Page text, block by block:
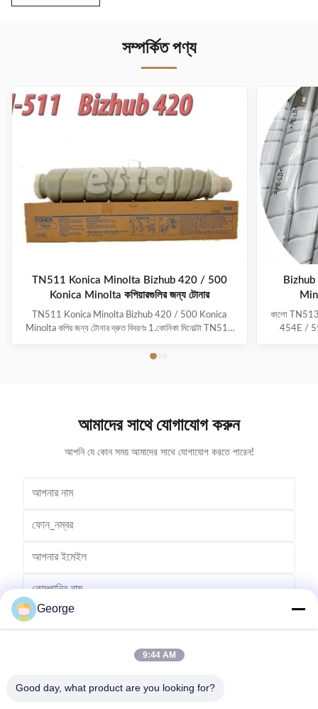
সম্পর্কিত পণ্য
TN511 Konica Minolta Bizhub 420 / 500
Konica Minolta কপিয়ারগুলির জন্য টোনার
TN511 Konica Minolta Bizhub 420 / 500 Konica
Minolta কপির জন্য টোনার দ্রুত বিবরণঃ 1.কোনিকা মিনোল্টা TN511
3.কোনিকা মিনোল্টা বিজহাব বিজেড-৪২০/৫০০-এ ব্যবহারের জন্য
Bizhub
কালো
454E /
আমাদের সাথে যোগাযোগ করুন
আপনি যে কোন সময় আমাদের সাথে যোগাযোগ করতে পারেন!
George
9:44 AM
Good day, what product are you looking for?